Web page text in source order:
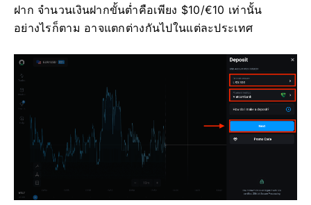
ฝาก จำนวนเงินฝากขั้นต่ำคือเพียง $10/€10 เท่านั้น
อย่างไรก็ตาม อาจแตกต่างกันไปในแต่ละประเทศ